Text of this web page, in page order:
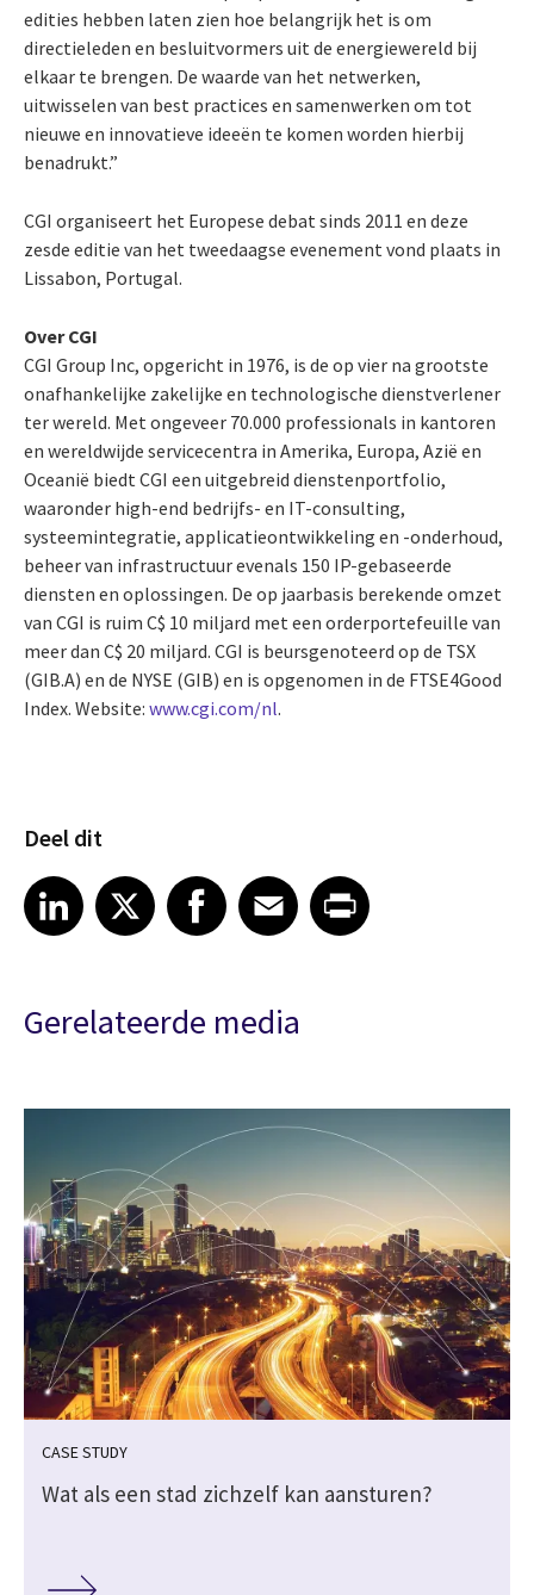
edities hebben laten zien hoe belangrijk het is om
directieleden en besluitvormers uit de energiewereld bij
elkaar te brengen. De waarde van het netwerken,
uitwisselen van best practices en samenwerken om tot
nieuwe en innovatieve ideeën te komen worden hierbij
benadrukt.”
CGI organiseert het Europese debat sinds 2011 en deze
zesde editie van het tweedaagse evenement vond plaats in
Lissabon, Portugal.
Over CGI
CGI Group Inc, opgericht in 1976, is de op vier na grootste
onafhankelijke zakelijke en technologische dienstverlener
ter wereld. Met ongeveer 70.000 professionals in kantoren
en wereldwijde servicecentra in Amerika, Europa, Azië en
Oceanië biedt CGI een uitgebreid dienstenportfolio,
waaronder high-end bedrijfs- en IT-consulting,
systeemintegratie, applicatieontwikkeling en -onderhoud,
beheer van infrastructuur evenals 150 IP-gebaseerde
diensten en oplossingen. De op jaarbasis berekende omzet
van CGI is ruim C$ 10 miljard met een orderportefeuille van
meer dan C$ 20 miljard. CGI is beursgenoteerd op de TSX
(GIB.A) en de NYSE (GIB) en is opgenomen in de FTSE4Good
Index. Website: www.cgi.com/nl.
Deel dit
Share article on LinkedIn
LinkedIn
Share article on XShare article on Facebook
Facebook
Share article on Email
EmailShare article on Print
Gerelateerde media
CASE STUDY
Wat als een stad zichzelf kan aansturen?